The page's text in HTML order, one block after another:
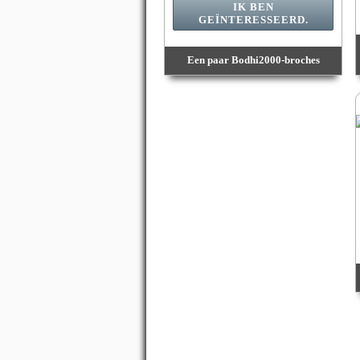
Een paar Bodhi2000-broches
Waarde :3 800 Punten
IK BEN
GEÏNTERESSEERD.